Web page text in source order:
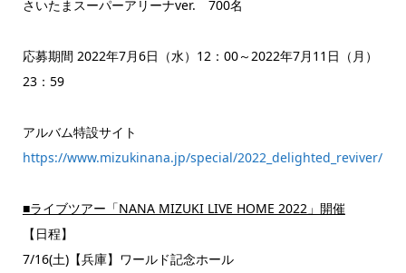
さいたまスーパーアリーナver. 700名
応募期間 2022年7月6日（水）12：00～2022年7月11日（月）
23：59
アルバム特設サイト
https://www.mizukinana.jp/special/2022_delighted_reviver/
■ライブツアー「NANA MIZUKI LIVE HOME 2022」開催
【日程】
7/16(土)【兵庫】ワールド記念ホール